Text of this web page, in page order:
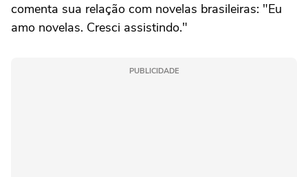
comenta sua relação com novelas brasileiras: "Eu
amo novelas. Cresci assistindo."
PUBLICIDADE